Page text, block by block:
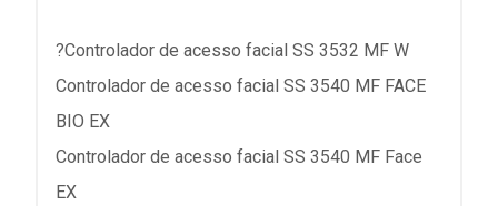
?Controlador de acesso facial SS 3532 MF W
Controlador de acesso facial SS 3540 MF FACE
BIO EX
Controlador de acesso facial SS 3540 MF Face
EX